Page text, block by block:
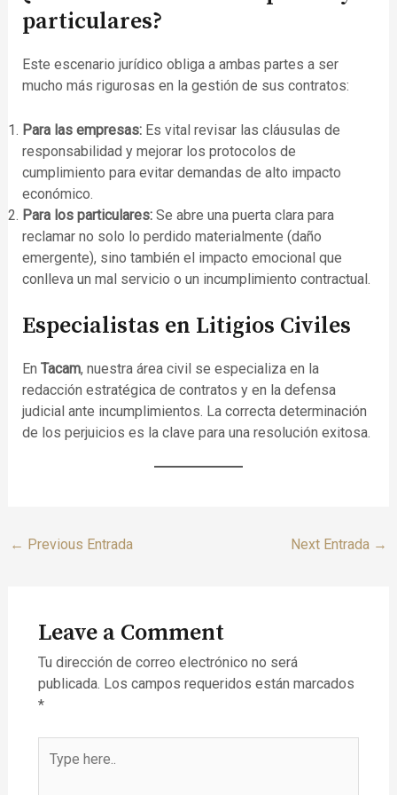
particulares?
Este escenario jurídico obliga a ambas partes a ser
mucho más rigurosas en la gestión de sus contratos:
Para las empresas:Es vital revisar las cláusulas de
responsabilidad y mejorar los protocolos de
cumplimiento para evitar demandas de alto impacto
económico.
Para los particulares:Se abre una puerta clara para
reclamar no solo lo perdido materialmente (daño
emergente), sino también el impacto emocional que
conlleva un mal servicio o un incumplimiento contractual.
Especialistas en Litigios Civiles
En Tacam, nuestra área civil se especializa en la
redacción estratégica de contratos y en la defensa
judicial ante incumplimientos. La correcta determinación
de los perjuicios es la clave para una resolución exitosa.
← Previous Entrada Next Entrada →
Leave a Comment
Tu dirección de correo electrónico no será
publicada. Los campos requeridos están marcados
*
here..